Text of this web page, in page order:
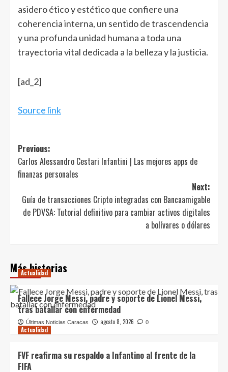
asidero ético y estético que confiere una
coherencia interna, un sentido de trascendencia
y una profunda unidad humana a toda una
trayectoria vital dedicada a la belleza y la justicia.
Navegación
de
entradas
[ad_2]
Source link
Post
navigation
Previous:
Carlos Alessandro Cestari Infantini | Las mejores apps de
finanzas personales
Next:
Guía de transacciones Cripto integradas con Bancaamigable
de PDVSA: Tutorial definitivo para cambiar activos digitales
a bolívares o dólares
Más historias
Actualidad
Fallece Jorge Messi, padre y soporte de Lionel Messi,
tras batallar con enfermedad
Últimas Noticias Caracas agosto 8, 2026 0
Actualidad
FVF reafirma su respaldo a Infantino al frente de la
FIFA